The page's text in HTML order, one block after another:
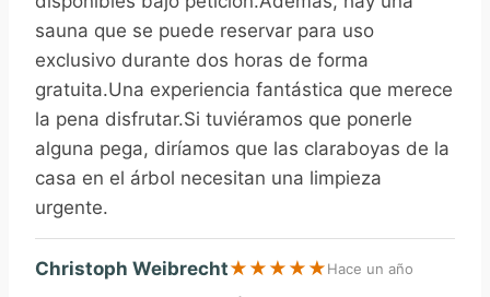
sauna que se puede reservar para uso
exclusivo durante dos horas de forma
gratuita.Una experiencia fantástica que merece
la pena disfrutar.Si tuviéramos que ponerle
alguna pega, diríamos que las claraboyas de la
casa en el árbol necesitan una limpieza
urgente.
Christoph Weibrecht★ ★ ★ ★ ★Hace un año